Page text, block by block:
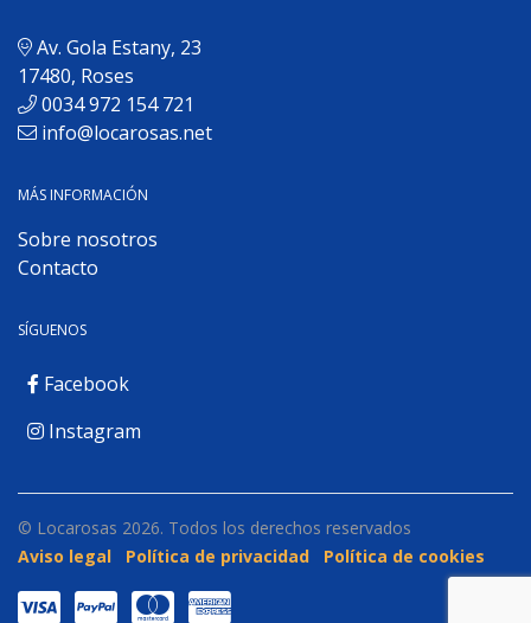
Av. Gola Estany, 23
17480, Roses
0034 972 154 721
info@locarosas.net
MÁS INFORMACIÓN
Sobre nosotros
Contacto
SÍGUENOS
Facebook
Instagram
© Locarosas 2026. Todos los derechos reservados
Aviso legal
Política de privacidad Política de cookies